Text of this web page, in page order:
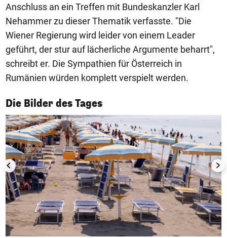
Anschluss an ein Treffen mit Bundeskanzler Karl
Nehammer zu dieser Thematik verfasste. "Die
Wiener Regierung wird leider von einem Leader
geführt, der stur auf lächerliche Argumente beharrt",
schreibt er. Die Sympathien für Österreich in
Rumänien würden komplett verspielt werden.
Die Bilder des Tages
1/50